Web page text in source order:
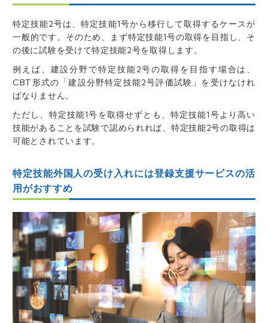
特定技能2号は、特定技能1号から移行して取得するケースが
一般的です。そのため、まず特定技能1号の取得を目指し、そ
の後に試験を受けて特定技能2号を取得します。
例えば、建設分野で特定技能2号の取得を目指す場合は、
CBT形式の「建設分野特定技能2号評価試験」を受けなけれ
ばなりません。
ただし、特定技能1号を取得せずとも、特定技能1号より高い
技能があることを試験で認められれば、特定技能2号の取得は
可能とされています。
特定技能外国人の受け入れには登録支援サービスの活
用がおすすめ